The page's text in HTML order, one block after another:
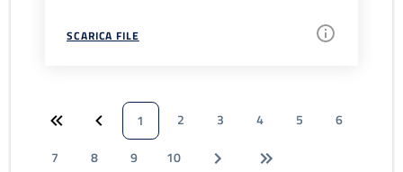
SCARICA FILE
1 2 3 4 5
6
7
8 9 10